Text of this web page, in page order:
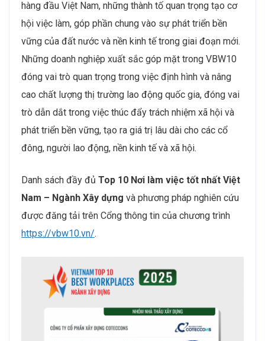
hàng đầu Việt Nam, những thành tố quan trọng tạo cơ
hội việc làm, góp phần chung vào sự phát triển bền
vững của đất nước và nền kinh tế trong giai đoạn mới.
Những doanh nghiệp xuất sắc góp mặt trong VBW10
đóng vai trò quan trọng trong việc định hình và nâng
cao chất lượng thị trường lao động quốc gia, đóng vai
trò dẫn dắt trong việc thúc đẩy trách nhiệm xã hội và
phát triển bền vững, tạo ra giá trị lâu dài cho các cổ
đông, người lao động, nền kinh tế và xã hội.
Danh sách đầy đủ Top 10 Nơi làm việc tốt nhất Việt
Nam – Ngành Xây dựng và phương pháp nghiên cứu
được đăng tải trên Cổng thông tin của chương trình
https://vbw10.vn/.